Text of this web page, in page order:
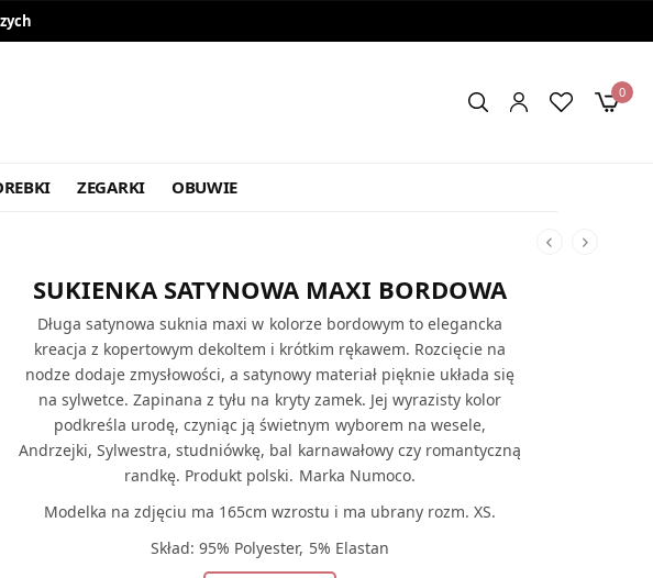
0
ZEGARKI OBUWIE
SUKIENKA SATYNOWA MAXI BORDOWA
Długa satynowa suknia maxi w kolorze bordowym to elegancka
kreacja z kopertowym dekoltem i krótkim rękawem. Rozcięcie na
nodze dodaje zmysłowości, a satynowy materiał pięknie układa się
na sylwetce. Zapinana z tyłu na kryty zamek. Jej wyrazisty kolor
podkreśla urodę, czyniąc ją świetnym wyborem na wesele,
Andrzejki, Sylwestra, studniówkę, bal karnawałowy czy romantyczną
randkę. Produkt polski. Marka Numoco.
Modelka na zdjęciu ma 165cm wzrostu i ma ubrany rozm. XS.
Skład: 95% Polyester, 5% Elastan